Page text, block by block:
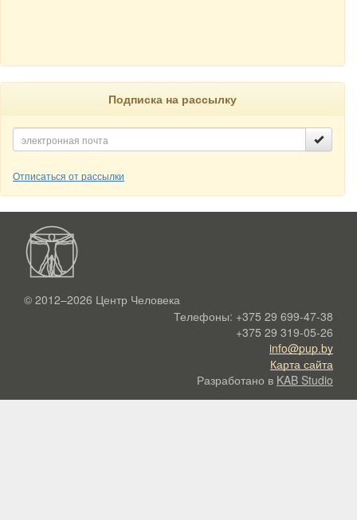
Подписка на рассылку
Отписаться от рассылки
© 2012–2026 Центр Человека
Телефоны: +375 29 699-47-38
+375 29 319-05-26
info@pup.by
Карта сайта
Разработано в KAB Studio